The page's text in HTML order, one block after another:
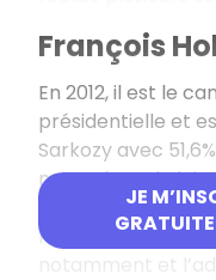
JE
François
En 2012, il est le
présidentielle et
Sarkozy avec
marqué par la loi
conférence de
nombreuses